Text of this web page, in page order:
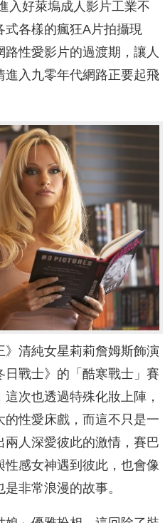
入好萊塢成人影片工業不
式各樣的瘋狂A片拍攝現
性愛影片的過渡期，讓人
進入九零年代網路正要起飛
清純女星莉莉詹姆斯飾演
戰士》的「 酷寒戰士」賽
次也透過特殊化妝上陣，
性愛床戲， 而這不只是一
人深愛彼此的激情， 賽巴
感女神遇到彼此， 也會像
非常浪漫的故事。